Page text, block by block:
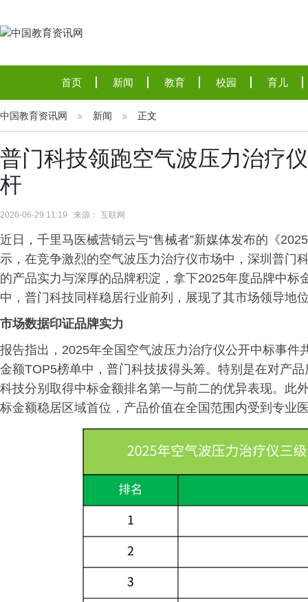
首页 新闻 教育 校园 育儿
中国教育资讯网 新闻 正文
普门科技领跑空气波压力治疗
杆
2026-06-29 11:19 来源： 互联网
近日，千里马医械营销云与“售械者”新媒体发布的《
示，在竞争激烈的空气波压力治疗仪市场中，深圳普门
的产品实力与深厚的品牌积淀，拿下2025年度品牌中
中，普门科技同样稳居行业前列，展现了其市场领导地
市场数据印证品牌实力
报告指出，2025年全国空气波压力治疗仪公开中标事
金额TOP5榜单中，普门科技拔得头筹。特别是在对产
科技分别取得中标金额排名第一与前二的优异表现。此
标金额稳居区域首位，产品价值在全国范围内受到专业